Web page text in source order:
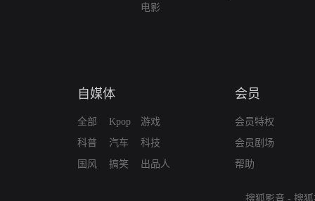
电影
自媒体
全部
科普
国风
Kpop
汽车
搞笑
游戏
科技
出品人
会员
会员特权
会员剧场
帮助
搜狐影音 - 搜